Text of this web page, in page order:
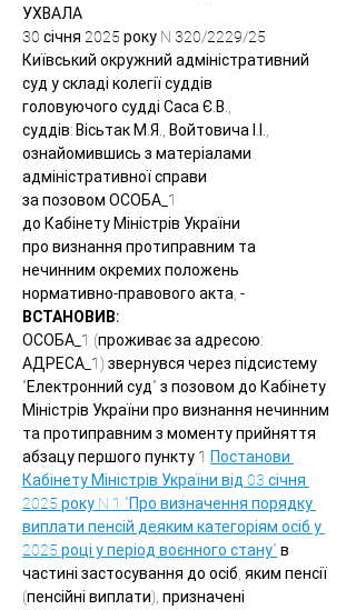
УХВАЛА
30 січня 2025 року N 320/2229/25
Київський окружний адміністративний
суд у складі колегії суддів
головуючого судді Саса Є.В.,
суддів: Вісьтак М.Я., Войтовича І.І.,
ознайомившись з матеріалами
адміністративної справи
за позовом ОСОБА_1
до Кабінету Міністрів України
про визнання протиправним та
нечинним окремих положень
нормативно-правового акта, -
ВСТАНОВИВ:
ОСОБА_1 (проживає за адресою:
АДРЕСА_1) звернувся через підсистему
"Електронний суд" з позовом до Кабінету
Міністрів України про визнання нечинним
та протиправним з моменту прийняття
абзацу першого пункту 1 Постанови
Кабінету Міністрів України від 03 січня
2025 року N 1 "Про визначення порядку
виплати пенсій деяким категоріям осіб у
2025 році у період воєнного стану" в
частині застосування до осіб, яким пенсії
(пенсійні виплати), призначені